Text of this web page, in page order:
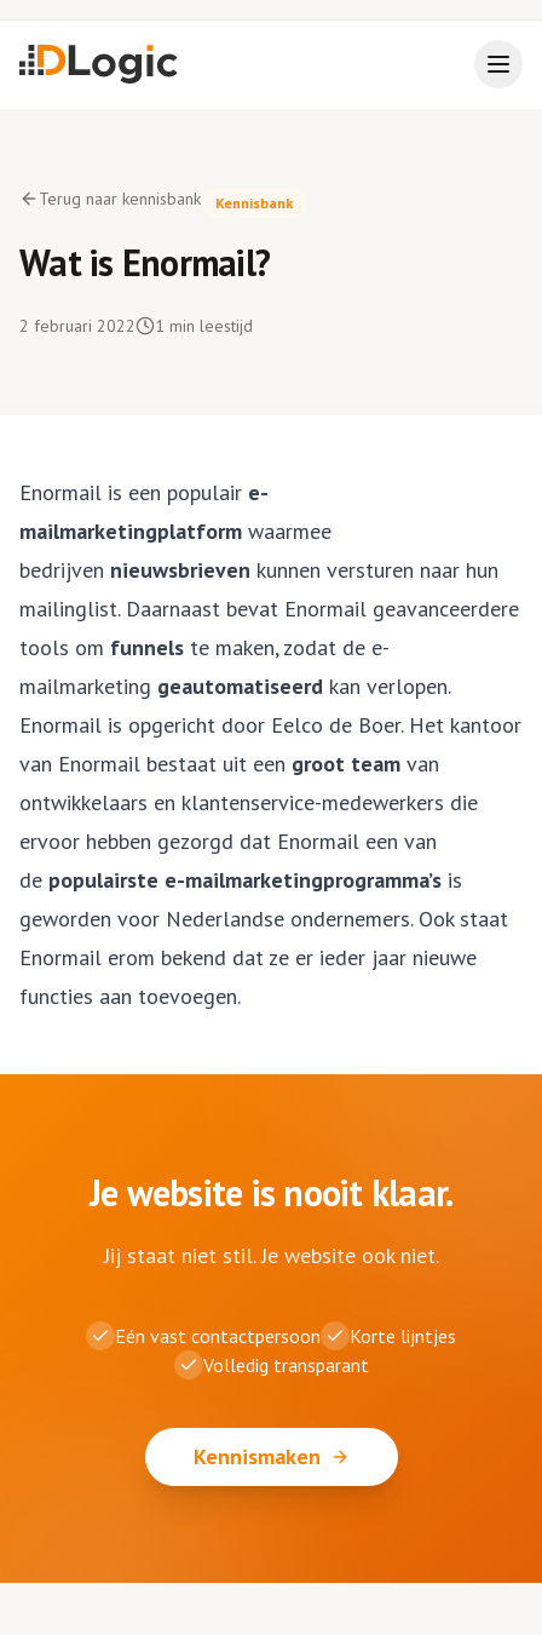
Terug naar kennisbank Kennisbank
Wat is Enormail?
2 februari 2022 1 min leestijd
Enormail is een populair e-
mailmarketingplatform waarmee
bedrijven nieuwsbrieven kunnen versturen naar hun
mailinglist. Daarnaast bevat Enormail geavanceerdere
tools om funnels te maken, zodat de e-
mailmarketing geautomatiseerd kan verlopen.
Enormail is opgericht door Eelco de Boer. Het kantoor
van Enormail bestaat uit een groot team van
ontwikkelaars en klantenservice-medewerkers die
ervoor hebben gezorgd dat Enormail een van
de populairste e-mailmarketingprogramma’s is
geworden voor Nederlandse ondernemers. Ook staat
Enormail erom bekend dat ze er ieder jaar nieuwe
functies aan toevoegen.
Je website is nooit klaar.
Jij staat niet stil. Je website ook niet.
Eén vast contactpersoon
Korte lijntjes
Volledig transparant
Kennismaken